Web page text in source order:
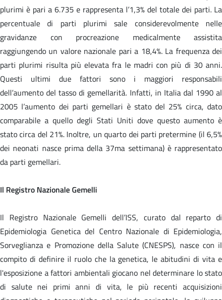
plurimi è pari a 6.735 e rappresenta l’1,3% del totale dei parti. La
percentuale di parti plurimi sale considerevolmente nelle
gravidanze con procreazione medicalmente assistita
raggiungendo un valore nazionale pari a 18,4%. La frequenza dei
parti plurimi risulta più elevata fra le madri con più di 30 anni.
Questi ultimi due fattori sono i maggiori responsabili
dell’aumento del tasso di gemellarità. Infatti, in Italia dal 1990 al
2005 l’aumento dei parti gemellari è stato del 25% circa, dato
comparabile a quello degli Stati Uniti dove questo aumento è
stato circa del 21%. Inoltre, un quarto dei parti pretermine (il 6,5%
dei neonati nasce prima della 37ma settimana) è rappresentato
da parti gemellari.
Il Registro Nazionale Gemelli
Il Registro Nazionale Gemelli dell’ISS, curato dal reparto di
Epidemiologia Genetica del Centro Nazionale di Epidemiologia,
Sorveglianza e Promozione della Salute (CNESPS), nasce con il
compito di definire il ruolo che la genetica, le abitudini di vita e
l'esposizione a fattori ambientali giocano nel determinare lo stato
di salute nei primi anni di vita, le più recenti acquisizioni